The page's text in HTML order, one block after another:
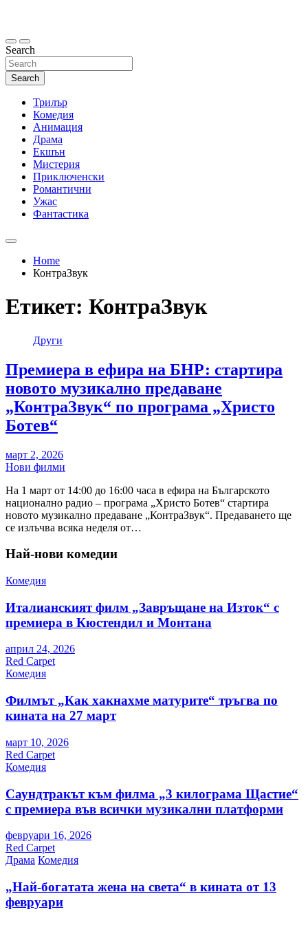
Search
Search
Трилър
Комедия
Анимация
Драма
Екшън
Мистерия
Приключенски
Романтични
Ужас
Фантастика
Home
КонтраЗвук
Етикет: КонтраЗвук
Други
Премиера в ефира на БНР: стартира
новото музикално предаване
„КонтраЗвук“ по програма „Христо
Ботев“
март 2, 2026
Нови филми
На 1 март от 14:00 до 16:00 часа в ефира на Българското
национално радио – програма „Христо Ботев“ стартира
новото музикално предаване „КонтраЗвук“. Предаването ще
се излъчва всяка неделя от…
Най-нови комедии
Комедия
Италианският филм „Завръщане на Изток“ с
премиера в Кюстендил и Монтана
април 24, 2026
Red Carpet
Комедия
Филмът „Как хакнахме матурите“ тръгва по
кината на 27 март
март 10, 2026
Red Carpet
Комедия
Саундтракът към филма „3 килограма Щастие“
с премиера във всички музикални платформи
февруари 16, 2026
Red Carpet
Драма Комедия
„Най-богатата жена на света“ в кината от 13
февруари